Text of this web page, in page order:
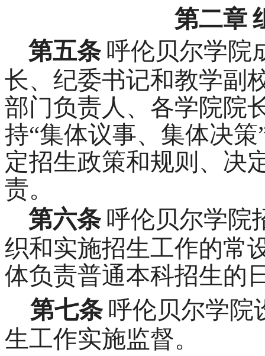
第二章
第五条 呼伦贝尔学院
长、纪委书记和教学副
部门负责人、各学院院
持“集体议事、集体决
定招生政策和规则、决
责。
第六条 呼伦贝尔学院
织和实施招生工作的常
体负责普通本科招生的
第七条 呼伦贝尔学院
生工作实施监督。